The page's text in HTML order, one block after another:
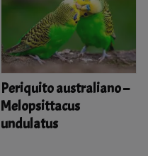
Periquito australiano –
Melopsittacus
undulatus